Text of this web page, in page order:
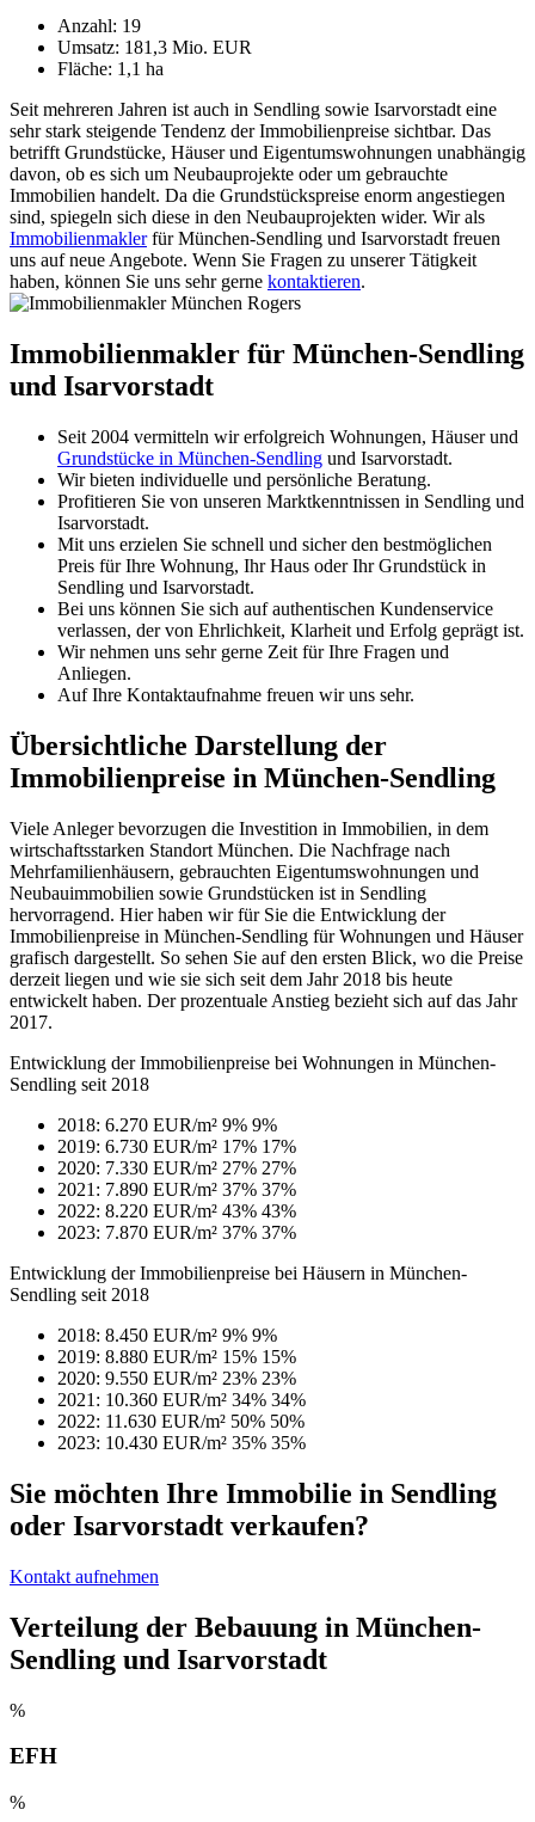
Anzahl: 19
Umsatz: 181,3 Mio. EUR
Fläche: 1,1 ha
Seit mehreren Jahren ist auch in Sendling sowie Isarvorstadt eine
sehr stark steigende Tendenz der Immobilienpreise sichtbar. Das
betrifft Grundstücke, Häuser und Eigentumswohnungen unabhängig
davon, ob es sich um Neubauprojekte oder um gebrauchte
Immobilien handelt. Da die Grundstückspreise enorm angestiegen
sind, spiegeln sich diese in den Neubauprojekten wider. Wir als
Immobilienmaklerfür München-Sendling und Isarvorstadt freuen
uns auf neue Angebote. Wenn Sie Fragen zu unserer Tätigkeit
haben, können Sie uns sehr gerne kontaktieren.
Immobilienmakler für München-Sendling
und Isarvorstadt
Seit 2004 vermitteln wir erfolgreich Wohnungen, Häuser und
Grundstücke in München-Sendling und Isarvorstadt.
Wir bieten individuelle und persönliche Beratung.
Profitieren Sie von unseren Marktkenntnissen in Sendling und
Isarvorstadt.
Mit uns erzielen Sie schnell und sicher den bestmöglichen
Preis für Ihre Wohnung, Ihr Haus oder Ihr Grundstück in
Sendling und Isarvorstadt.
Bei uns können Sie sich auf authentischen Kundenservice
verlassen, der von Ehrlichkeit, Klarheit und Erfolg geprägt ist.
Wir nehmen uns sehr gerne Zeit für Ihre Fragen und
Anliegen.
Auf Ihre Kontaktaufnahme freuen wir uns sehr.
Übersichtliche Darstellung der
Immobilienpreise in München-Sendling
Viele Anleger bevorzugen die Investition in Immobilien, in dem
wirtschaftsstarken Standort München. Die Nachfrage nach
Mehrfamilienhäusern, gebrauchten Eigentumswohnungen und
Neubauimmobilien sowie Grundstücken ist in Sendling
hervorragend. Hier haben wir für Sie die Entwicklung der
Immobilienpreise in München-Sendling für Wohnungen und Häuser
grafisch dargestellt. So sehen Sie auf den ersten Blick, wo die Preise
derzeit liegen und wie sie sich seit dem Jahr 2018 bis heute
entwickelt haben. Der prozentuale Anstieg bezieht sich auf das Jahr
2017.
Entwicklung der Immobilienpreise bei Wohnungen in München-
Sendling seit 2018
2018: 6.270 EUR/m² 9% 9%
2019: 6.730 EUR/m² 17% 17%
2020: 7.330 EUR/m² 27% 27%
2021: 7.890 EUR/m² 37% 37%
2022: 8.220 EUR/m² 43% 43%
2023: 7.870 EUR/m² 37% 37%
Entwicklung der Immobilienpreise bei Häusern in München-
Sendling seit 2018
2018: 8.450 EUR/m² 9% 9%
2019: 8.880 EUR/m² 15% 15%
2020: 9.550 EUR/m² 23% 23%
2021: 10.360 EUR/m² 34% 34%
2022: 11.630 EUR/m² 50% 50%
2023: 10.430 EUR/m² 35% 35%
Sie möchten Ihre Immobilie in Sendling
oder Isarvorstadt verkaufen?
Kontakt aufnehmen
Verteilung der Bebauung in München-
Sendling und Isarvorstadt
%
EFH
%